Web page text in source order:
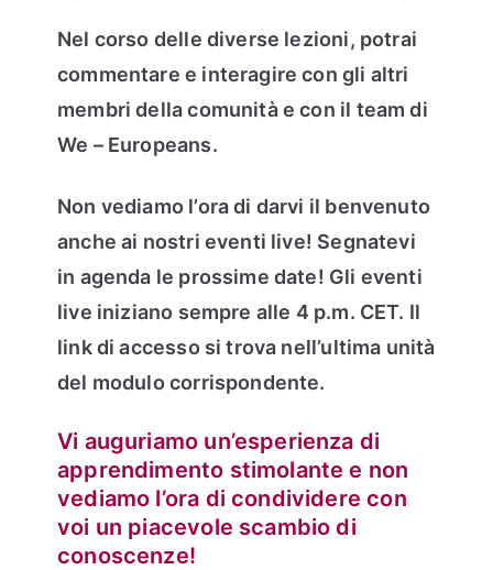
Nel corso delle diverse lezioni, potrai
commentare e interagire con gli altri
membri della comunità e con il team di
We – Europeans.
Non vediamo l’ora di darvi il benvenuto
anche ai nostri eventi live! Segnatevi
in agenda le prossime date! Gli eventi
live iniziano sempre alle 4 p.m. CET. Il
link di accesso si trova nell’ultima unità
del modulo corrispondente.
Vi auguriamo un’esperienza di
apprendimento stimolante e non
vediamo l’ora di condividere con
voi un piacevole scambio di
conoscenze!